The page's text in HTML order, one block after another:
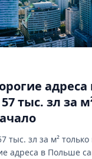
адреса
тыс. зл за
тыс. зл за м² только
адреса в Польше